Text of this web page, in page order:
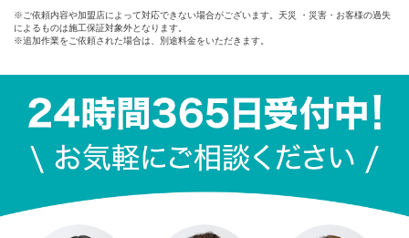
※ご依頼内容や加盟店によって対応できない場合がございます。天災 ・災害・お客様の過失
によるものは施工保証対象外となります。
※追加作業をご依頼された場合は、別途料金をいただきます。